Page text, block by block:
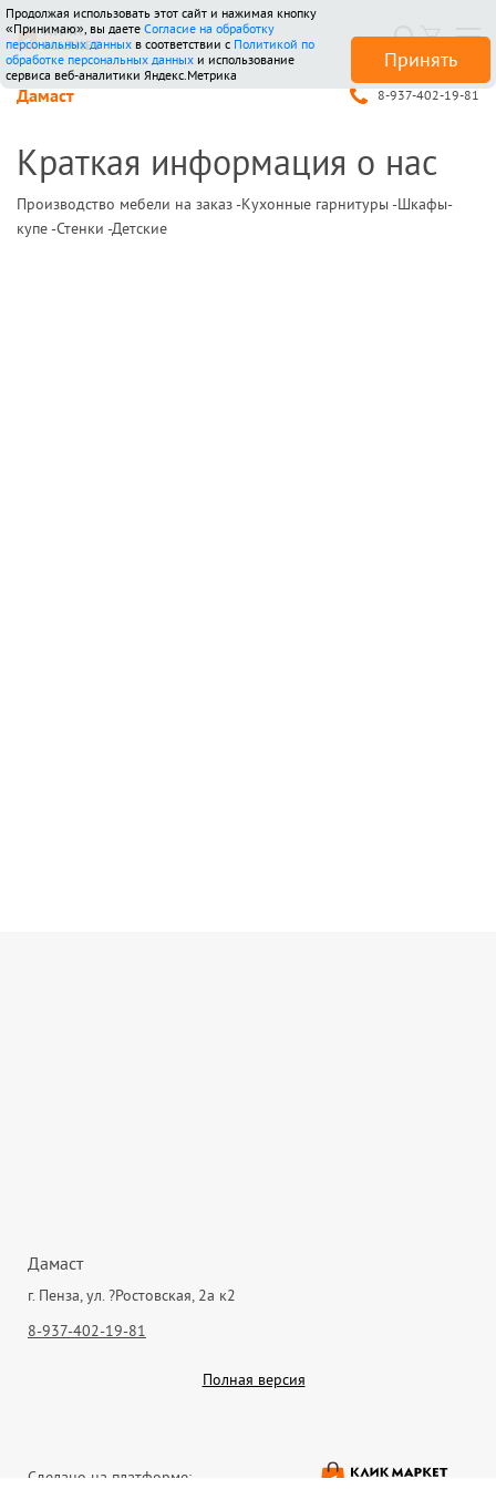
Дамаст 8-937-402-19-81
Продолжая использовать этот сайт и нажимая кнопку
«Принимаю», вы даете Согласие на обработку
персональных данных в соответствии с Политикой по
обработке персональных данных и использование
сервиса веб-аналитики Яндекс.Метрика
Принять
Краткая информация о нас
Производство мебели на заказ -Кухонные гарнитуры -Шкафы-
купе -Стенки -Детские
Дамаст
г. Пенза, ул. ?Ростовская, 2а к2
8-937-402-19-81
Полная версия
Сделано на платформе: